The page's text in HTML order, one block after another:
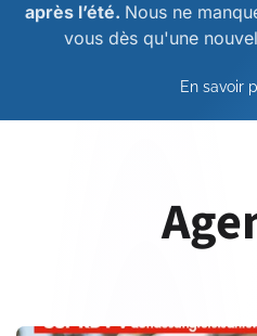
après l’été. Nous ne
vous dès qu'une
En savoir